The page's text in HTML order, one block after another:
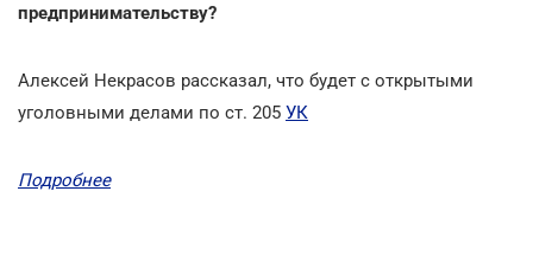
предпринимательству?
Алексей Некрасов рассказал, что будет с открытыми
уголовными делами по ст. 205 УК
Подробнее